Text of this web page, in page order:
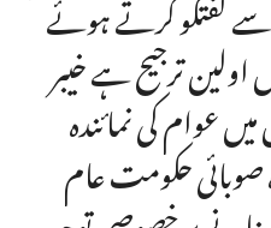
ترجیح ہے خیبر
عوام کی نمائندہ
حکومت عام